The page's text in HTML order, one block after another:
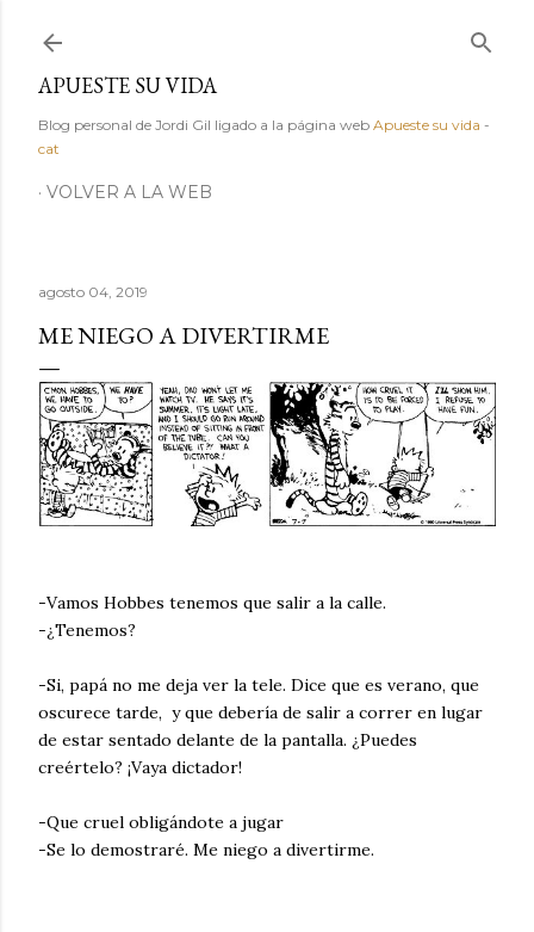
APUESTE SU VIDA
Blog personal de Jordi Gil ligado a la página web Apueste su vida -
cat
VOLVER A LA WEB
agosto 04, 2019
ME NIEGO A DIVERTIRME
-Vamos Hobbes tenemos que salir a la calle.
-¿Tenemos?
-Si, papá no me deja ver la tele. Dice que es verano, que
oscurece tarde, y que debería de salir a correr en lugar
de estar sentado delante de la pantalla. ¿Puedes
creértelo? ¡Vaya dictador!
-Que cruel obligándote a jugar
-Se lo demostraré. Me niego a divertirme.